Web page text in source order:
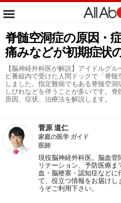
脊髄空洞症の原因・
痛みなどが初期症状
【脳神経外科医が解説】アイドルグ
ビ番組内で受けた人間ドックで「脊
しました。指定難病でもある脊髄空
しびれなどを伴うことが多いです。脊
原因、症状、治療法を解説します。
菅原 道仁
家庭の医学 ガイド
医師
現役脳神経外科医。脳血管
リテーション、予防医療
血・脳梗塞・認知症など
て、役立つ情報をお届けし
うぞご利用下さい。